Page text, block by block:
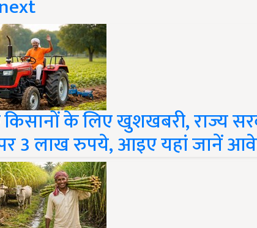
के लिए खुशखबरी, राज्य
3 लाख रुपये, आइए यहां जानें